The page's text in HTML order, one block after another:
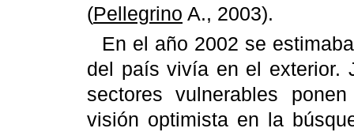
(Pellegrino A., 2003).
En el año 2002 se
del país vivía en el exterior.
sectores vulnerables
visión optimista en la